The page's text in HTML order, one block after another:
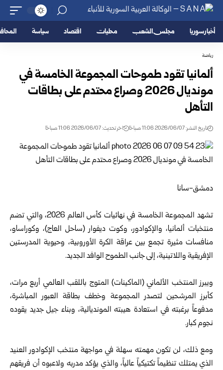
أخبار سوريا مجلس الشعب محليات اقتصاد سياسة
رياضة
ألمانيا تقود طموحات المجموعة الخامسة في
مونديال 2026 وصراع محتدم على بطاقات
التأهل
تاريخ النشر: 2026/06/07 11:06 صباحًا اخر تحديث: 2026/06/07 11:06 صباحًا
دمشق-سانا
تشهد المجموعة الخامسة في نهائيات كأس العالم 2026، والتي تضم
منتخبات ألمانيا، والإكوادور، وكوت ديفوار (ساحل العاج)، وكوراساو،
منافسات مثيرة تجمع بين عراقة الكرة الأوروبية، وحيوية المدرستين
الإفريقية واللاتينية، إلى جانب الطموح الوافد الجديد.
ويبرز المنتخب الألماني (الماكينات) المتوج باللقب العالمي أربع مرات،
كأبرز المرشحين لتصدر المجموعة وخطف بطاقة العبور المباشرة،
مدفوعاً برغبته في استعادة هيبته المونديالية، وبناء جيل جديد يقوده
نجوم كبار.
ومع ذلك، لن تكون مهمته سهلة في مواجهة منتخب الإكوادور العنيد
الذي يمتلك تنظيماً تكتيكياً عالياً، والذي يؤكد مدربه ولاعبوه أن فريقهم